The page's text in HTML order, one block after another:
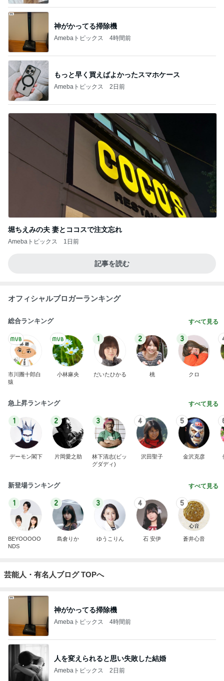
神がかってる掃除機
Amebaトピックス 4時間前
もっと早く買えばよかったスマホケース
Amebaトピックス 2日前
堀ちえみの夫 妻とココスで注文忘れ
Amebaトピックス 1日前
記事を読む
オフィシャルブロガーランキング
総合ランキング すべて見る
市川團十郎白
猿
小林麻央
1
だいたひかる
2
桃
3
クロ
急上昇ランキング すべて見る
1
デーモン閣下
2
片岡愛之助
3
林下清志(ビッ
グダディ)
4
沢田聖子
5
金沢克彦
新登場ランキング すべて見る
1
BEYOOOOO
NDS
2
島倉りか
3
ゆうこりん
4
石 安伊
5
蒼井心音
芸能人・有名人ブログ TOPへ
神がかってる掃除機
Amebaトピックス 4時間前
人を変えられると思い失敗した結婚
Amebaトピックス 2日前